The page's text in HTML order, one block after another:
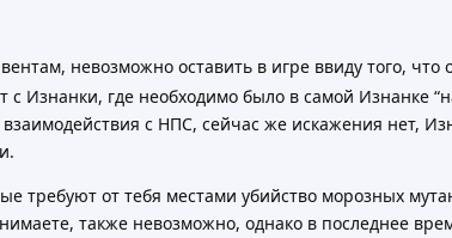
невозможно оставить в игре ввиду того, что
Изнанки, где необходимо было в самой Изнанке
с НПС, сейчас же искажения нет,
требуют от тебя местами убийство морозных
также невозможно, однако в последнее